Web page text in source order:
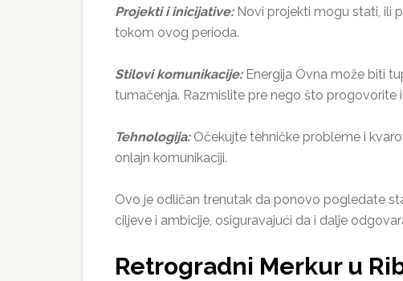
Projekti i inicijative:Novi projekti mogu stati, ili
tokom ovog perioda.
Stilovi komunikacije:Energija Ovna može biti
tumačenja. Razmislite pre nego što progovorite
Tehnologija:Očekujte tehničke probleme i
onlajn komunikaciji.
Ovo je odličan trenutak da ponovo pogledate
ciljeve i ambicije, osiguravajući da i dalje
Retrogradni Merkur u